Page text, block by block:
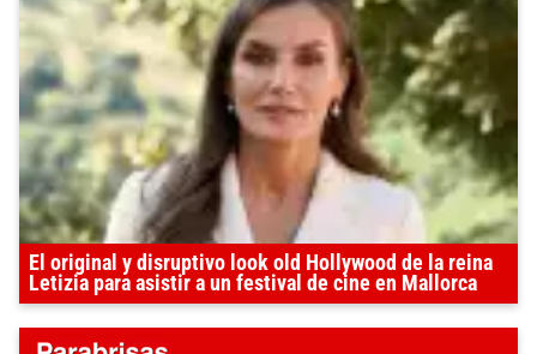
El original y disruptivo look old Hollywood de la reina
Letizia para asistir a un festival de cine en Mallorca